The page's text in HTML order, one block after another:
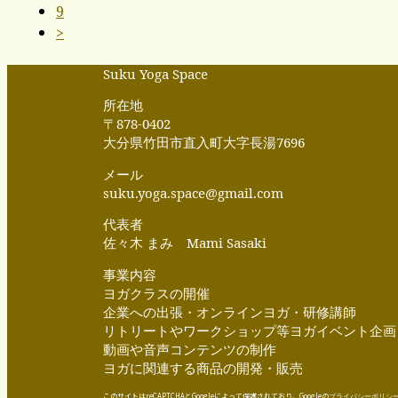
9
>
Suku Yoga Space
所在地
〒878-0402
大分県竹田市直入町大字長湯7696
メール
suku.yoga.space@gmail.com
代表者
佐々木 まみ Mami Sasaki
事業内容
ヨガクラスの開催
企業への出張・オンラインヨガ・研修講師
リトリートやワークショップ等ヨガイベント企画
動画や音声コンテンツの制作
ヨガに関連する商品の開発・販売